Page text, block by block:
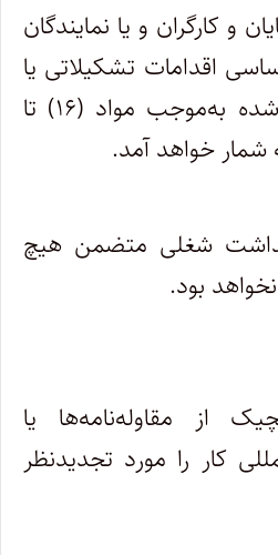
و کارگران و یا نمایندگان
اقدامات تشکیلاتی یا
سایر اقدامات اتخاذ شده به‌موجب مواد (۱۶) تا
شغلی متضمن هیچ
بود.
از مقاوله‌نامه‌ها یا
کار را مورد تجدیدنظر